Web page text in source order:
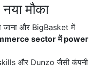
मौका
और BigBasket में
sector में power
और Dunzo जैसी कंपनी